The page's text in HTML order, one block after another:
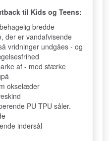
til Kids og Teens:
bredde
der er vandafvisende
vridninger undgåes - og
af - med stærke
okselæder
PU TPU såler.
indersål